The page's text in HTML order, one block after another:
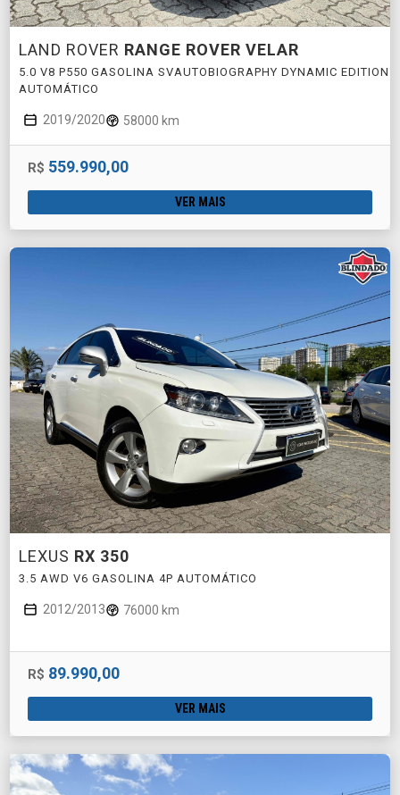
LAND ROVER RANGE ROVER VELAR
5.0 V8 P550 GASOLINA SVAUTOBIOGRAPHY DYNAMIC EDITION
AUTOMÁTICO
2019/2020 58000 km
R$ 559.990,00
VER MAIS
LEXUS RX 350
3.5 AWD V6 GASOLINA 4P AUTOMÁTICO
2012/2013 76000 km
R$ 89.990,00
VER MAIS